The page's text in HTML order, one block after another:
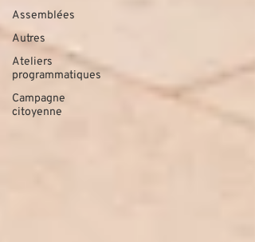
Assemblées
Autres
Ateliers
programmatiques
Campagne
citoyenne